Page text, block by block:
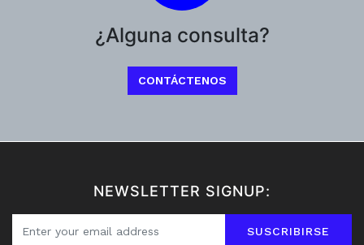
¿Alguna consulta?
CONTÁCTENOS
NEWSLETTER SIGNUP:
SUSCRIBIRSE